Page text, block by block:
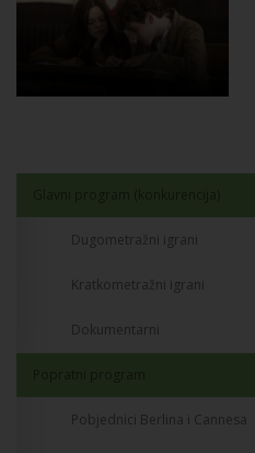
Dugometražni igrani
Kratkometražni igrani
Dokumentarni
Pobjednici Berlina i Cannesa